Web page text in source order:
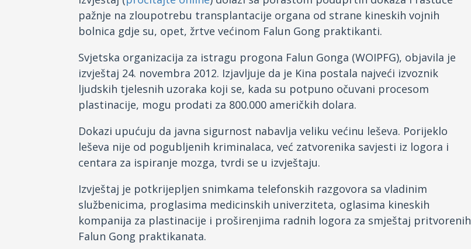
pažnje na zloupotrebu transplantacije organa od strane kineskih vojnih
bolnica gdje su, opet, žrtve većinom Falun Gong praktikanti.
Svjetska organizacija za istragu progona Falun Gonga (WOIPFG), objavila je
izvještaj 24. novembra 2012. Izjavljuje da je Kina postala najveći izvoznik
ljudskih tjelesnih uzoraka koji se, kada su potpuno očuvani procesom
plastinacije, mogu prodati za 800.000 američkih dolara.
Dokazi upućuju da javna sigurnost nabavlja veliku većinu leševa. Porijeklo
leševa nije od pogubljenih kriminalaca, već zatvorenika savjesti iz logora i
centara za ispiranje mozga, tvrdi se u izvještaju.
Izvještaj je potkrijepljen snimkama telefonskih razgovora sa vladinim
službenicima, proglasima medicinskih univerziteta, oglasima kineskih
kompanija za plastinacije i proširenjima radnih logora za smještaj pritvorenih
Falun Gong praktikanata.